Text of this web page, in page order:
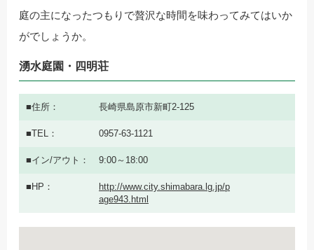
庭の主になったつもりで贅沢な時間を味わってみてはいか
がでしょうか。
湧水庭園・四明荘
住所 長崎県島原市新町2-125
TEL 0957-63-1121
イン/アウト 9:00～18:00
HP
http://www.city.shimabara.lg.jp/p
age943.html